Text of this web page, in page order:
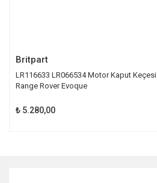
Britpart
LR116633 LR066534 Motor Kaput Keçesi
Range Rover Evoque
₺ 5.280,00